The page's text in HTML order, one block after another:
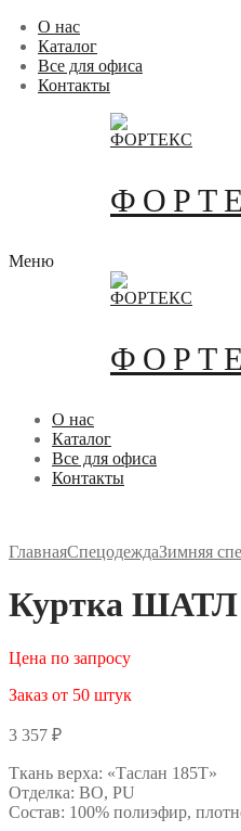
Перейти
содержимому
Меню
Закрыть
О нас
Каталог
Все для офиса
Контакты
Меню
О нас
Каталог
Все для офиса
Контакты
ГлавнаяСпецодеждаЗимняя
Куртка ШАТЛ
Цена по запросу
Заказ от 50 штук
3 357 ₽
Ткань верха: «Таслан 185Т»
Отделка: ВО, PU
Состав: 100% полиэфир,